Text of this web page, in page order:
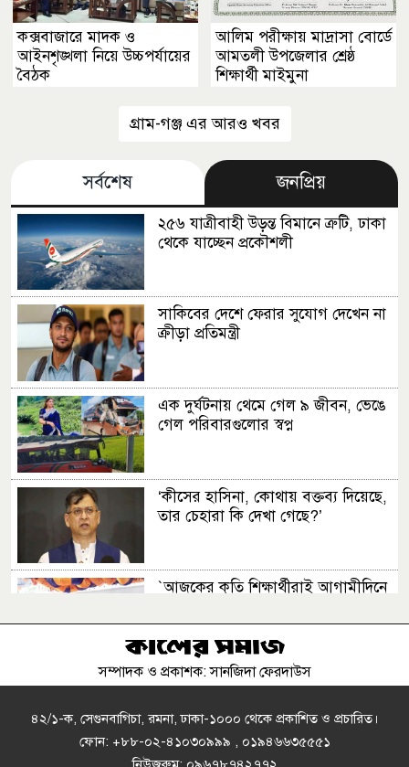
কক্সবাজারে মাদক ও
আইনশৃঙ্খলা নিয়ে উচ্চপর্যায়ের
বৈঠক
আলিম পরীক্ষায় মাদ্রাসা বোর্ডে
আমতলী উপজেলার শ্রেষ্ঠ
শিক্ষার্থী মাইমুনা
গ্রাম-গঞ্জ এর আরও খবর
সর্বশেষ জনপ্রিয়
২৫৬ যাত্রীবাহী উড়ন্ত বিমানে ত্রুটি, ঢাকা
থেকে যাচ্ছেন প্রকৌশলী
সাকিবের দেশে ফেরার সুযোগ দেখেন না
ক্রীড়া প্রতিমন্ত্রী
এক দুর্ঘটনায় থেমে গেল ৯ জীবন, ভেঙে
গেল পরিবারগুলোর স্বপ্ন
‘কীসের হাসিনা, কোথায় বক্তব্য দিয়েছে,
তার চেহারা কি দেখা গেছে?’
‍‍`আজকের কৃতি শিক্ষার্থীরাই আগামীদিনে
এমপি
ক্রিসেনট জুট মিলে ফিড কারখানা চালু
সম্পাদক ও প্রকাশক: সানজিদা ফেরদাউস
৪২/১-ক, সেগুনবাগিচা, রমনা, ঢাকা-১০০০ থেকে প্রকাশিত ও প্রচারিত।
ফোন: +৮৮-০২-৪১০৩০৯৯৯ , ০১৯৪৬৬৩৫৫৫১